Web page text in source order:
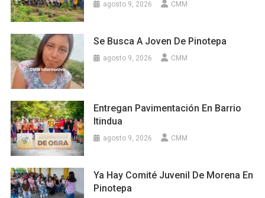
agosto 9, 2026 CMM
Se Busca A Joven De Pinotepa
agosto 9, 2026 CMM
Entregan Pavimentación En Barrio
Itindua
agosto 9, 2026 CMM
Ya Hay Comité Juvenil De Morena En
Pinotepa